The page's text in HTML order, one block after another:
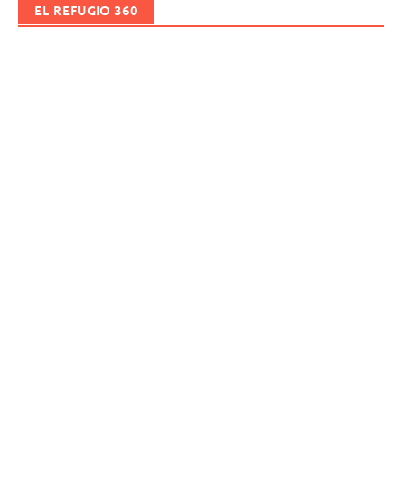
EL REFUGIO 360